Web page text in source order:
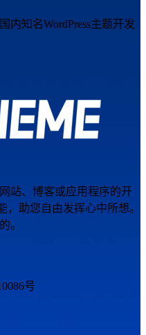
内知名WordPress主题开发
站、博客或应用程序的开
助您自由发挥心中所想。
。
号